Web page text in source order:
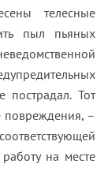
телесные
пыл пьяных
пострадал. Тот
повреждения, –
на месте